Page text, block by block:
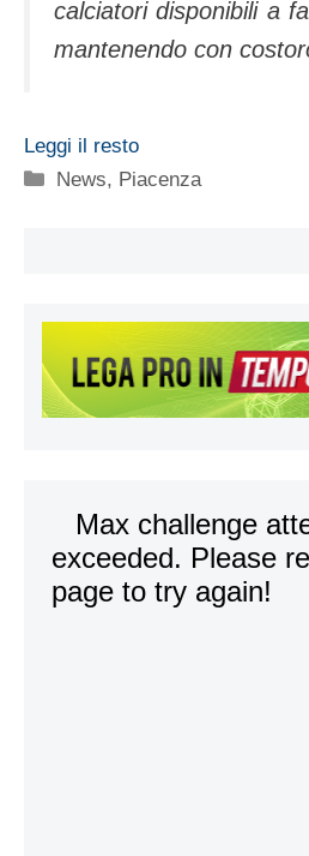
calciatori disponibili a
mantenendo con
Leggi il resto
Categorie
News, Piacenza